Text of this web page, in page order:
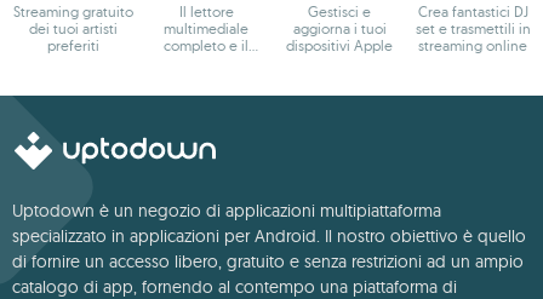
Streaming gratuito
dei tuoi artisti
preferiti
Il lettore
multimediale
completo e il
Gestisci e
aggiorna i tuoi
dispositivi Apple
Crea fantastici DJ
set e trasmettili in
streaming online
Uptodown è un negozio di applicazioni multipiattaforma
specializzato in applicazioni per Android. Il nostro obiettivo è quello
di fornire un accesso libero, gratuito e senza restrizioni ad un ampio
catalogo di app, fornendo al contempo una piattaforma di